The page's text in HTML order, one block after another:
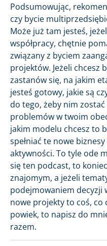
Podsumowując,
czy bycie
Może już tam jesteś,
współpracy, chętnie
związany z byciem
projektów. Jeżeli chcesz
zastanów się, na jakim
jesteś gotowy, jakie są
do tego, żeby nim
problemów w twoim
jakim modelu chcesz to
spełniać te nowe
aktywności. To tyle ode
się ten podcast, to
znajomym, a jeżeli
podejmowaniem decyzji
nowe projekty to coś, co
powiek, to napisz do
razem.